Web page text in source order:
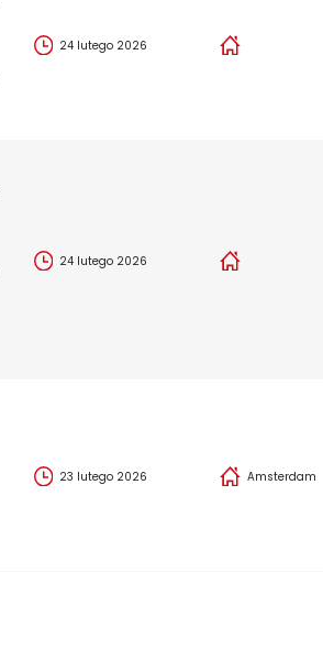
24 lutego 2026
24 lutego 2026
23 lutego 2026 Amsterdam